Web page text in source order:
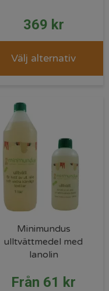
369 kr
Välj alternativ
Minimundus
ulltvättmedel med
lanolin
Från 61 kr